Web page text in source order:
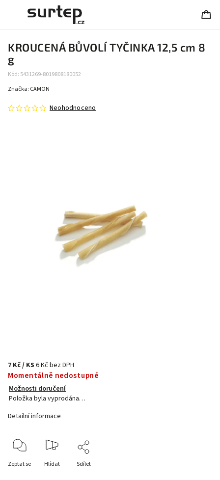
KROUCENÁ BŮVOLÍ TYČINKA 12,5 cm 8
g
Kód: 5431269-8019808180052
Neohodnoceno
Značka: CAMON
7 Kč/ KS 6 Kč bez DPH
Momentálně nedostupné
Možnosti doručení
Položka byla vyprodána…
Detailní informace
Zeptat se Hlídat Sdílet